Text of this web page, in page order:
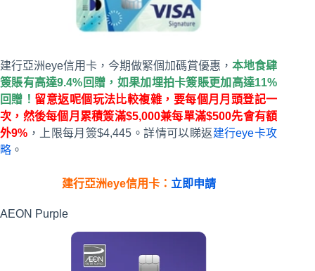
建行亞洲eye信用卡，今期做緊個加碼賞優惠，本地食肆
簽賬有高達9.4%回贈，如果加埋拍卡簽賬更加高達11%
回贈！ 留意返呢個玩法比較複雜，要每個月月頭登記一
次，然後每個月累積簽滿$5,000兼每單滿$500先會有額
外9% ，上限每月簽$4,445。詳情可以睇返建行eye卡攻
略 。
建行亞洲eye信用卡： 立即申請
AEON Purple